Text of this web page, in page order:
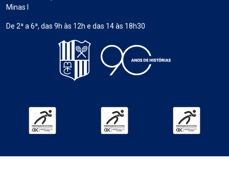
Minas I
De 2ª a 6ª, das 9h às 12h e das 14 às 18h30